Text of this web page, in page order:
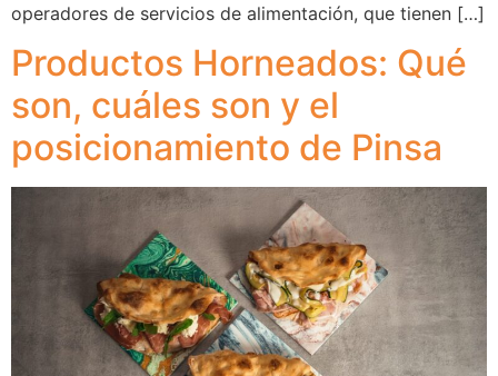
operadores de servicios de alimentación, que tienen […]
Productos Horneados: Qué
son, cuáles son y el
posicionamiento de Pinsa